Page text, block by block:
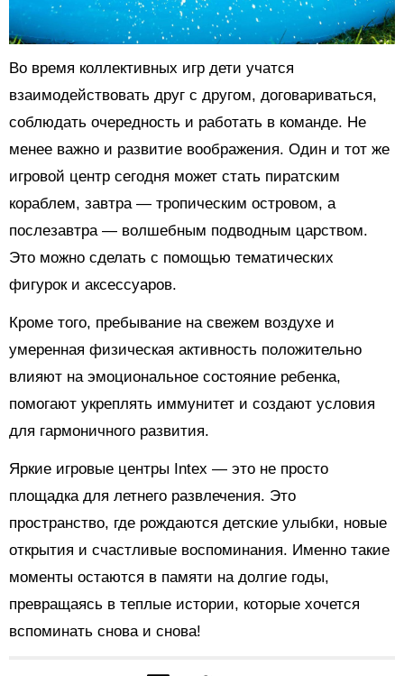
Во время коллективных игр дети учатся
взаимодействовать друг с другом, договариваться,
соблюдать очередность и работать в команде. Не
менее важно и развитие воображения. Один и тот же
игровой центр сегодня может стать пиратским
кораблем, завтра — тропическим островом, а
послезавтра — волшебным подводным царством.
Это можно сделать с помощью тематических
фигурок и аксессуаров.
Кроме того, пребывание на свежем воздухе и
умеренная физическая активность положительно
влияют на эмоциональное состояние ребенка,
помогают укреплять иммунитет и создают условия
для гармоничного развития.
Яркие игровые центры Intex — это не просто
площадка для летнего развлечения. Это
пространство, где рождаются детские улыбки, новые
открытия и счастливые воспоминания. Именно такие
моменты остаются в памяти на долгие годы,
превращаясь в теплые истории, которые хочется
вспоминать снова и снова!